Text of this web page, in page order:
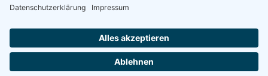
© Michel-Buck-Gemeinschaftsschule
⇒Login